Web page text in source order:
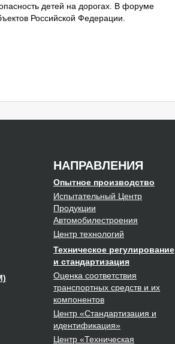
детей на дорогах. В форуме
Российской Федерации.
НАПРАВЛЕНИЯ
Опытное производство
Испытательный Центр
Продукции
Автомобилестроения
Центр технологий
Техническое регулирование
и стандартизация
Оценка соответствия
транспортных средств и их
компонентов
Центр «Стандартизация и
идентификация»
Центр «Техническая